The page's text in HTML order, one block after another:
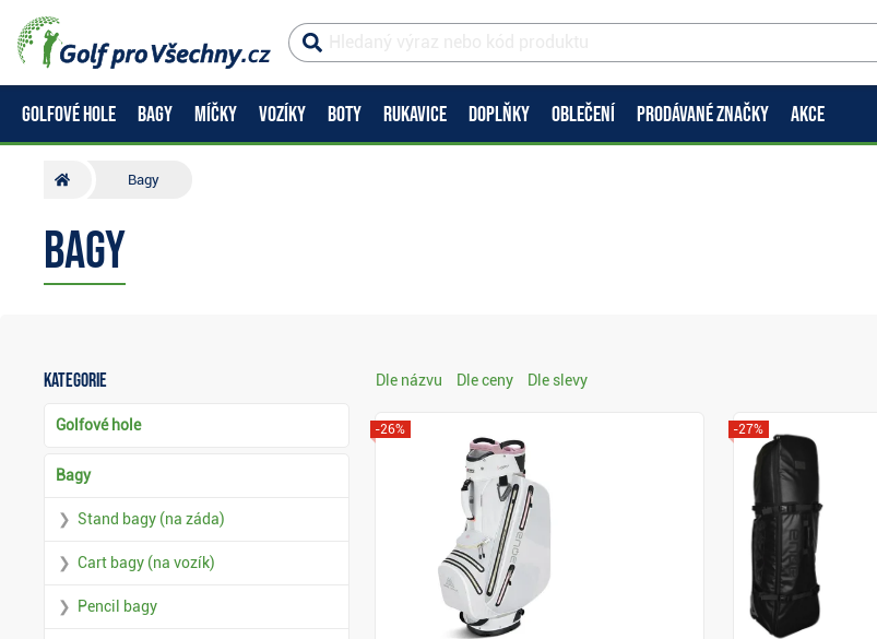
GOLFOVÉ HOLE BAGY MÍČKY VOZÍKY BOTY RUKAVICE DOPLŇKY OBLEČENÍ PRODÁVANÉ ZNAČKY AKCE
Bagy
Bagy
Dle názvu Dle ceny Dle slevy
-26%
Zobrazit
-27%
Kategorie
Golfové hole
Bagy
Stand bagy (na záda)
Cart bagy (na vozík)
Pencil bagy